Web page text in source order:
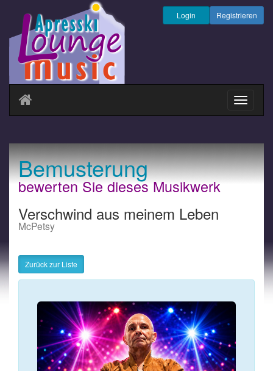
Registrieren
Login
ein-/
Bemusterung
bewerten Sie dieses Musikwerk
Verschwind aus meinem Leben
McPetsy
Zurück zur Liste